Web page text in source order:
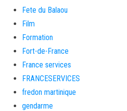
Fete du Balaou
Film
Formation
Fort-de-France
France services
FRANCESERVICES
fredon martinique
gendarme